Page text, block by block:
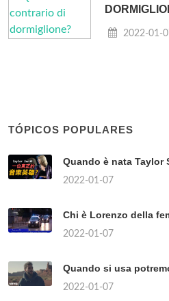
2022-01-
TÓPICOS POPULARES
Quando è nata Taylor
2022-01-07
Chi è Lorenzo della
2022-01-07
Quando si usa
2022-01-07